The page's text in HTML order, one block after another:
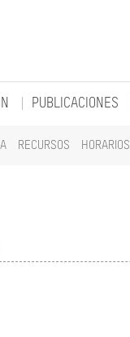
RECURSOS HORARIOS
PUBLICACIONES